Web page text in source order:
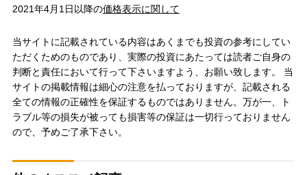
2021年4月1日以降の価格表示に関して
当サイトに記載されている内容はあくまでも投資の参考にしてい
ただくためのものであり、実際の投資にあたっては読者ご自身の
判断と責任において行って下さいますよう、お願い致します。 当
サイトの掲載情報は細心の注意を払っておりますが、記載される
全ての情報の正確性を保証するものではありません。万が一、ト
ラブル等の損失が被っても損害等の保証は一切行っておりません
ので、予めご了承下さい。